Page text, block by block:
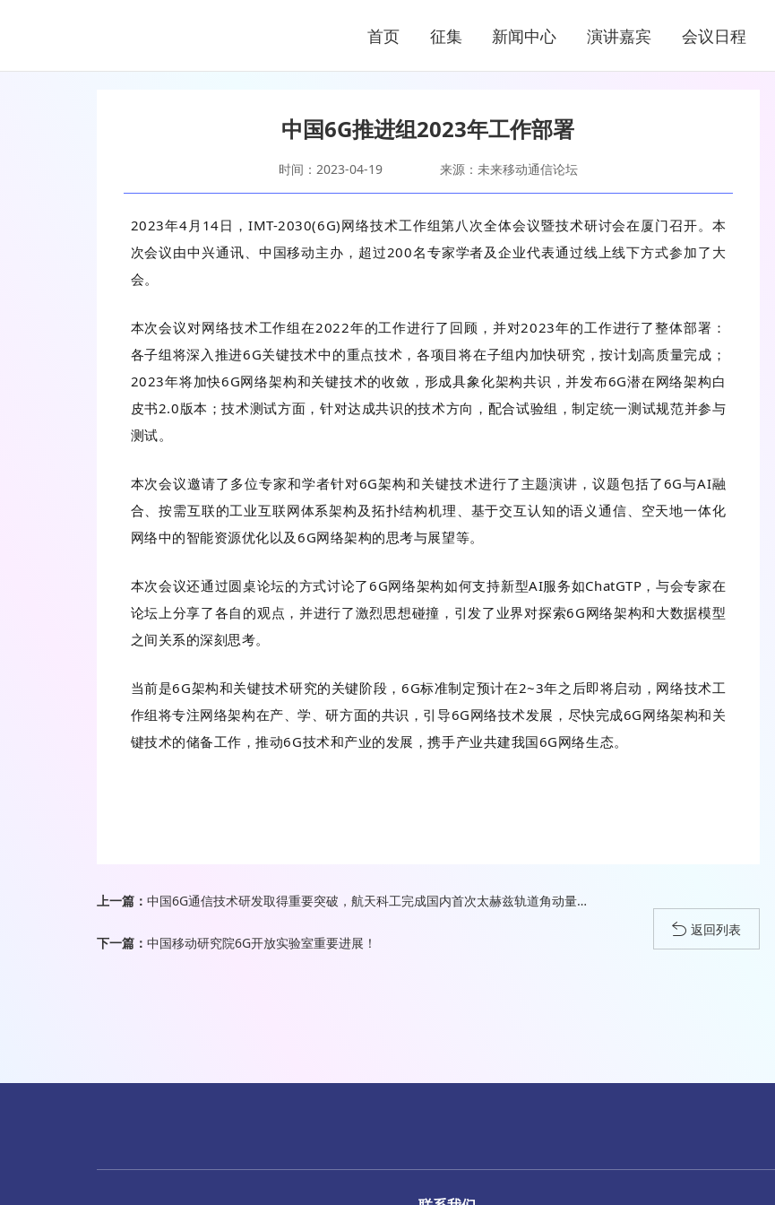
首页 征集 新闻中心 演讲嘉宾 会议日程
NEWS CENTER
中国6G推进组2023年工作部署
时间：2023-04-19 来源：未来移动通信论坛
2023年4月14日，IMT-2030(6G)网络技术工作组第八次全体会议暨技术研讨会在厦门召开。本
次会议由中兴通讯、中国移动主办，超过200名专家学者及企业代表通过线上线下方式参加了大
会。
本次会议对网络技术工作组在2022年的工作进行了回顾，并对2023年的工作进行了整体部署：
各子组将深入推进6G关键技术中的重点技术，各项目将在子组内加快研究，按计划高质量完成；
2023年将加快6G网络架构和关键技术的收敛，形成具象化架构共识，并发布6G潜在网络架构白
皮书2.0版本；技术测试方面，针对达成共识的技术方向，配合试验组，制定统一测试规范并参与
测试。
本次会议邀请了多位专家和学者针对6G架构和关键技术进行了主题演讲，议题包括了6G与AI融
合、按需互联的工业互联网体系架构及拓扑结构机理、基于交互认知的语义通信、空天地一体化
网络中的智能资源优化以及6G网络架构的思考与展望等。
本次会议还通过圆桌论坛的方式讨论了6G网络架构如何支持新型AI服务如ChatGTP，与会专家在
论坛上分享了各自的观点，并进行了激烈思想碰撞，引发了业界对探索6G网络架构和大数据模型
之间关系的深刻思考。
当前是6G架构和关键技术研究的关键阶段，6G标准制定预计在2~3年之后即将启动，网络技术工
作组将专注网络架构在产、学、研方面的共识，引导6G网络技术发展，尽快完成6G网络架构和关
键技术的储备工作，推动6G技术和产业的发展，携手产业共建我国6G网络生态。
上一篇： 中国6G通信技术研发取得重要突破，航天科工完成国内首次太赫兹轨道角动量的实时无线传输通信实验
下一篇： 中国移动研究院6G开放实验室重要进展！
返回列表